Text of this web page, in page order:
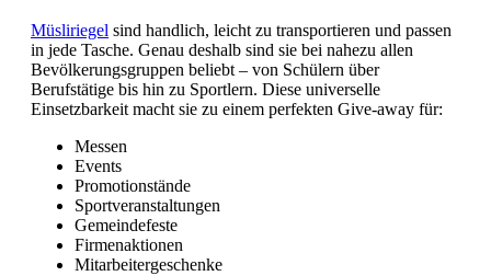
Müsliriegel sind handlich, leicht zu transportieren und passen
in jede Tasche. Genau deshalb sind sie bei nahezu allen
Bevölkerungsgruppen beliebt – von Schülern über
Berufstätige bis hin zu Sportlern. Diese universelle
Einsetzbarkeit macht sie zu einem perfekten Give‑away für:
Messen
Events
Promotionstände
Sportveranstaltungen
Gemeindefeste
Firmenaktionen
Mitarbeitergeschenke